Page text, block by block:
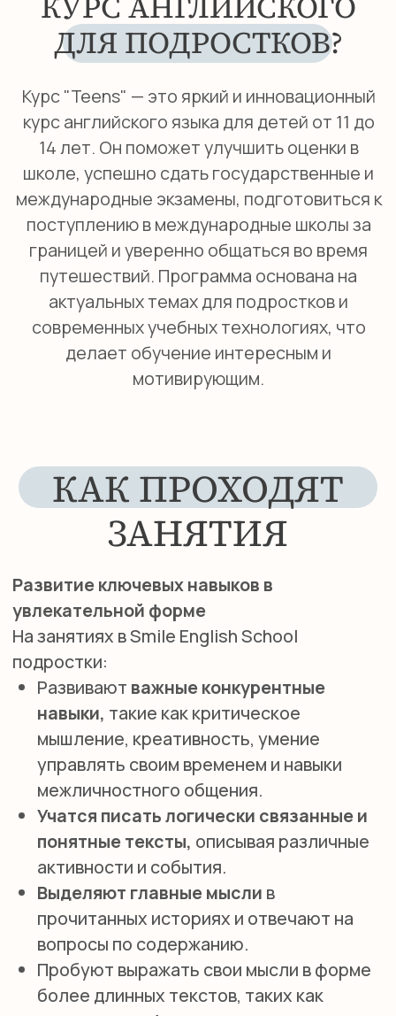
Развитие ключевых навыков в
увлекательной форме
На занятиях в Smile English School
подростки:
Развиваютважные конкурентные
навыки, такие как критическое
мышление, креативность, умение
управлять своим временем и навыки
межличностного общения.
Учатся писать логически связанные и
понятные тексты,описывая различные
активности и события.
Выделяют главные мысли в
прочитанных историях и отвечают на
вопросы по содержанию.
Пробуют выражать свои мысли в форме
Обсуждаютновости и популярные
тренды, стимулируя интерес к общению
на английском не только в классе, но и в
повседневной жизни.
Структура урока:
блоков для поддержания интереса и
вовлеченности.
Педагоги используют специально
разработанные обучающие материалы
от Oxford и Cambridge для подготовки к
международным Кембриджским
экзаменам A2 Key (KET) и B1 Preliminary
(PET).
Активная разговорная практика
помогает подросткам с каждым
занятием общаться на английском все
увереннее и свободнее.
Уроки включают дискуссии, проектные
задания и творческие упражнения, что
способствует развитию критического
мышления и самостоятельности.
КАК ПРОХОДЯТ
ЗАНЯТИЯ